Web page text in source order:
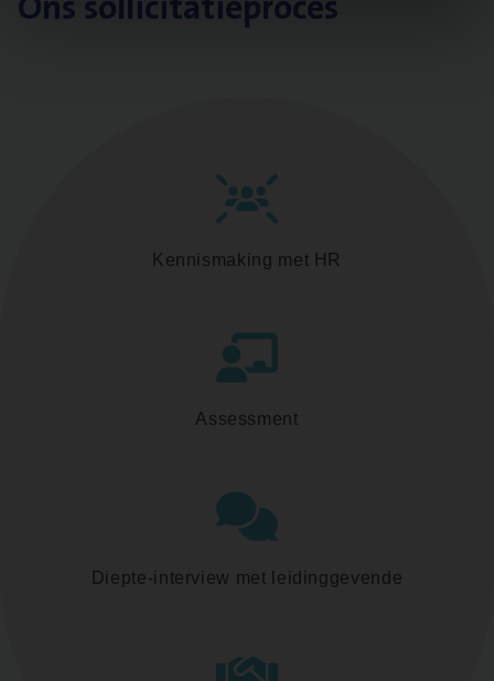
Kennismaking met HR
Assessment
Diepte-interview met leidinggevende